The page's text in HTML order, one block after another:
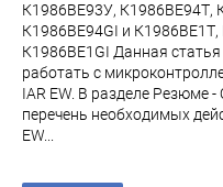
К1986ВЕ93У, К1986ВЕ94Т,
К1986ВЕ94GI и
К1986ВЕ1GI Данная
работать с
IAR EW. В разделе Резюме
перечень необходимых
EW...